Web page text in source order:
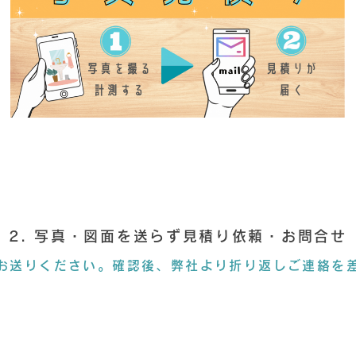
2. 写真・図面を送らず見積り依頼・お問合せ
送りください。確認後、弊社より折り返しご連絡を